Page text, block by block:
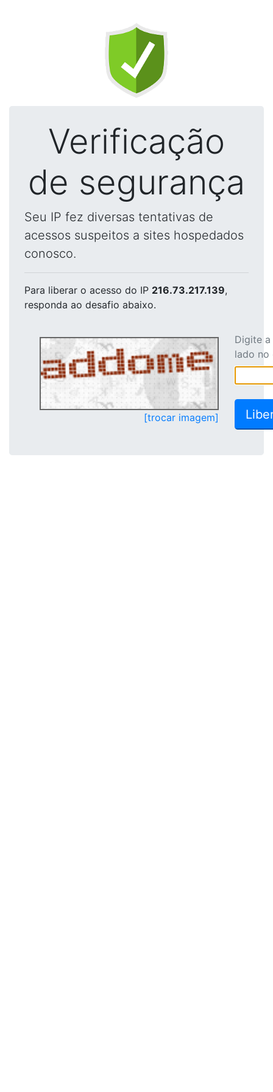
Verificação
de segurança
Seu IP fez diversas tentativas de
acessos suspeitos a sites hospedados
conosco.
Para liberar o acesso do IP 216.73.217.139,
responda ao desafio abaixo.
[trocar imagem]
Digite
lado no